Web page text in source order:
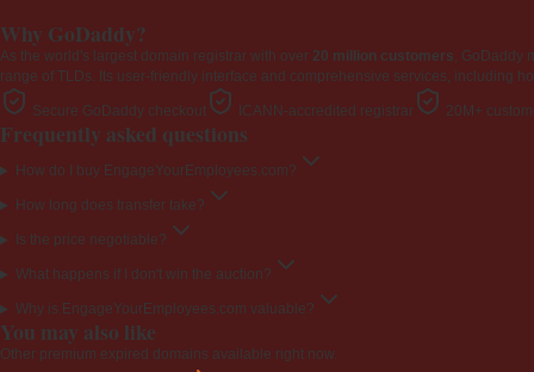
Why GoDaddy?
As the world's largest domain registrar with over 20 million customers, GoDaddy
range of TLDs. Its user-friendly interface and comprehensive services, including
Secure GoDaddy checkout ICANN-accredited registrar 20M+
Frequently asked questions
How do I buy EngageYourEmployees.com?
How long does transfer take?
Is the price negotiable?
What happens if I don't win the auction?
Why is EngageYourEmployees.com valuable?
You may also like
Other premium expired domains available right now.